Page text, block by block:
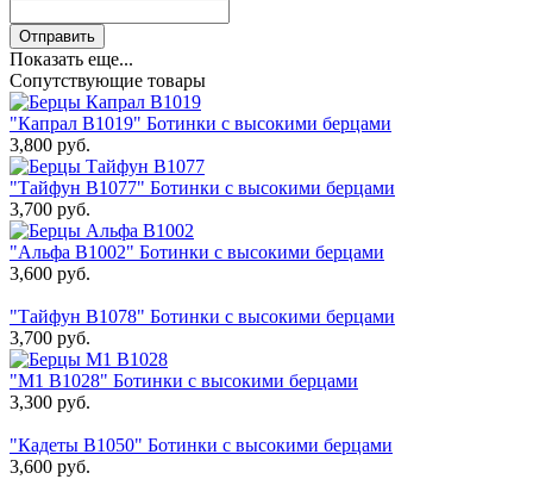
Показать еще...
Сопутствующие товары
"Капрал В1019" Ботинки с высокими берцами
3,800 руб.
"Тайфун В1077" Ботинки с высокими берцами
3,700 руб.
"Альфа В1002" Ботинки с высокими берцами
3,600 руб.
"Тайфун В1078" Ботинки с высокими берцами
3,700 руб.
"М1 В1028" Ботинки с высокими берцами
3,300 руб.
"Кадеты В1050" Ботинки с высокими берцами
3,600 руб.